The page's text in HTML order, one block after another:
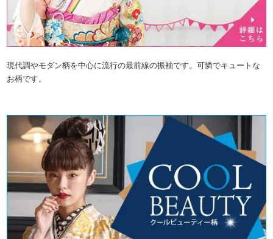
現代調やモダン柄を中心に流行の最前線の振袖です。可憐でキュートな
お柄です。